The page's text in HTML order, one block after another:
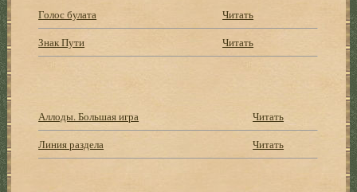
Голос булата
Читать
Знак Пути
Читать
Аллоды. Большая игра
Читать
Линия раздела
Читать